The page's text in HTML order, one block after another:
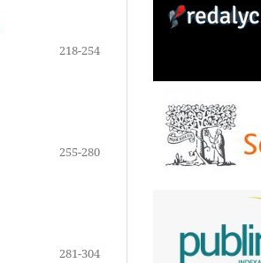
218-254
255-280
281-304